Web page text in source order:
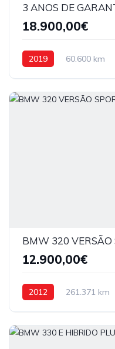
3 ANOS DE
18.900,00€
2019 60.600 km
12.900,00€
2012 261.371 km